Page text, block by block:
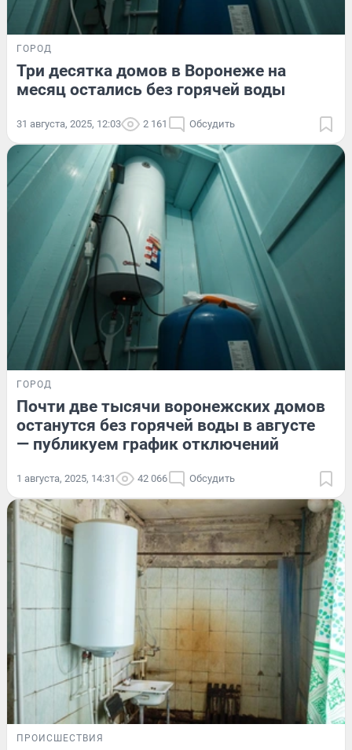
ГОРОД
Три десятка домов в Воронеже на
месяц остались без горячей воды
31 августа, 2025, 12:03 2 161 Обсудить
ГОРОД
Почти две тысячи воронежских домов
останутся без горячей воды в августе
— публикуем график отключений
1 августа, 2025, 14:31 42 066 Обсудить
ПРОИСШЕСТВИЯ